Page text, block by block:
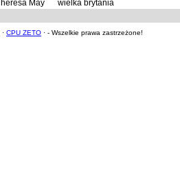
Theresa May wielka brytania
· CPU ZETO · - Wszelkie prawa zastrzeżone!